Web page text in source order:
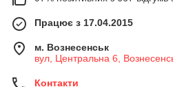
Працює з 17.04.2015
м. Вознесенськ
вул, Центральна 6,
Контакти